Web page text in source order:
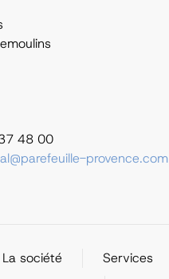
48 00
provence.com
La société
Services